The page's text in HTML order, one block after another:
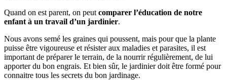
Quand on est parent, on peut comparer l’éducation de notre
enfant à un travail d’un jardinier.
Nous avons semé les graines qui poussent, mais pour que la plante
puisse être vigoureuse et résister aux maladies et parasites, il est
important de préparer le terrain, de la nourrir régulièrement, de lui
apporter du bon engrais. Et bien sûr, le jardinier doit être formé pour
connaitre tous les secrets du bon jardinage.